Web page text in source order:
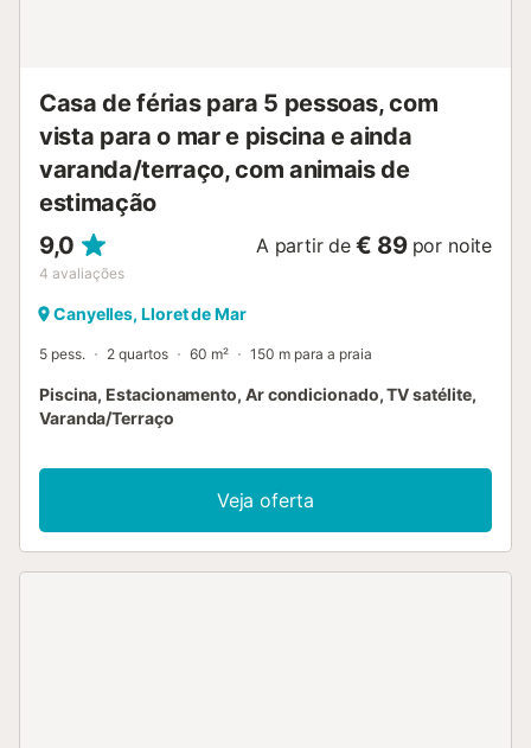
Casa de férias para 5 pessoas, com
vista para o mar e piscina e ainda
varanda/terraço, com animais de
estimação
9,0
4 avaliações
A partir de € 89 por noite
Canyelles, Lloret de Mar
5 pess. 2 quartos 60 m² 150 m para a praia
Piscina, Estacionamento, Ar condicionado, TV satélite,
Varanda/Terraço
Veja oferta